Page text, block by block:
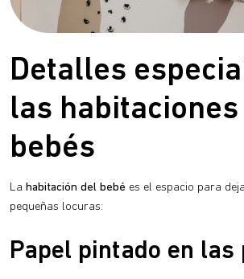
Detalles
las
bebés
La habitación del bebé es el espacio para
pequeñas locuras:
Papel pintado en las